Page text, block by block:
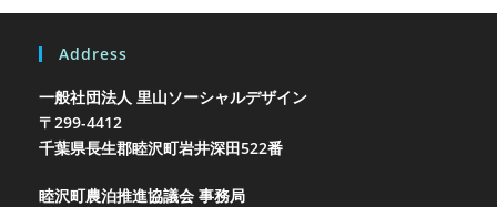
Address
一般社団法人 里山ソーシャルデザイン
〒299-4412
千葉県長生郡睦沢町岩井深田522番
睦沢町農泊推進協議会 事務局